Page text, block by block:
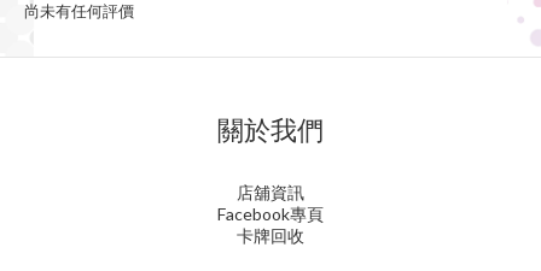
尚未有任何評價
關於我們
店舖資訊
Facebook專頁
卡牌回收